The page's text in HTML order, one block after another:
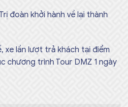
đoàn khởi hành về lại thành
xe lần lượt trả khách tại điểm
chương trình Tour DMZ 1 ngày